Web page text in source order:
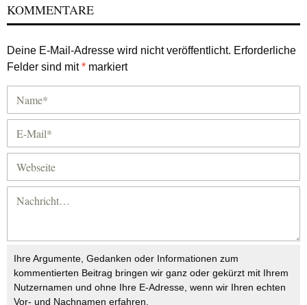
KOMMENTARE
Deine E-Mail-Adresse wird nicht veröffentlicht. Erforderliche
Felder sind mit* markiert
Ihre Argumente, Gedanken oder Informationen zum
kommentierten Beitrag bringen wir ganz oder gekürzt mit Ihrem
Nutzernamen und ohne Ihre E-Adresse, wenn wir Ihren echten
Vor- und Nachnamen erfahren.